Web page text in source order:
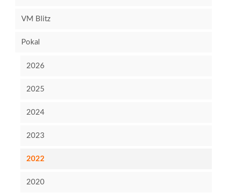
VM Blitz
Pokal
2026
2025
2024
2023
2022
2020